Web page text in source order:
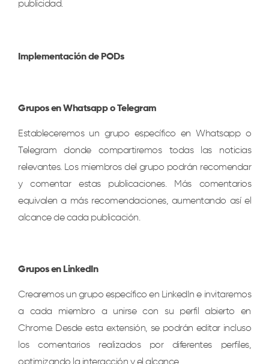
publicidad.
Implementación de PODs
Grupos en Whatsapp o Telegram
Estableceremos un grupo específico en Whatsapp o
Telegram donde compartiremos todas las noticias
relevantes. Los miembros del grupo podrán recomendar
y comentar estas publicaciones. Más comentarios
equivalen a más recomendaciones, aumentando así el
alcance de cada publicación.
Grupos en LinkedIn
Crearemos un grupo específico en LinkedIn e invitaremos
a cada miembro a unirse con su perfil abierto en
Chrome. Desde esta extensión, se podrán editar incluso
los comentarios realizados por diferentes perfiles,